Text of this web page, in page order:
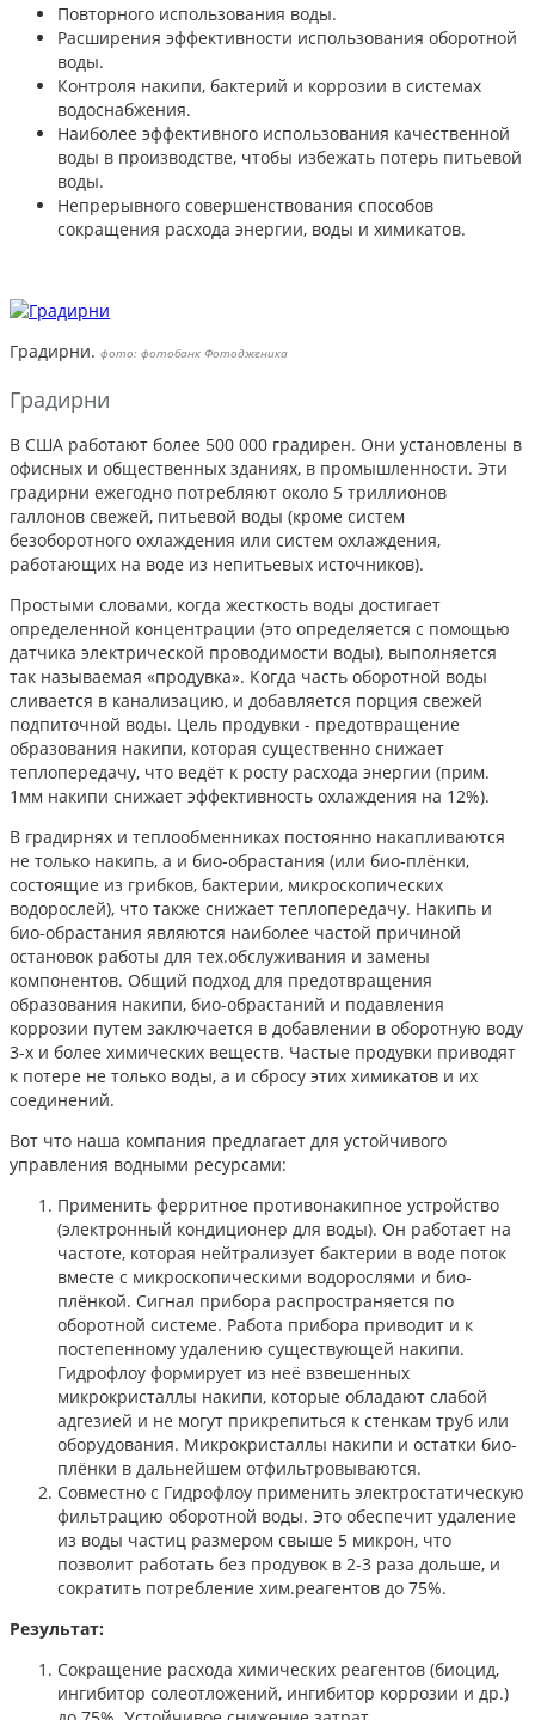
Повторного использования воды.
Расширения эффективности использования оборотной
воды.
Контроля накипи, бактерий и коррозии в системах
водоснабжения.
Наиболее эффективного использования качественной
воды в производстве, чтобы избежать потерь питьевой
воды.
Непрерывного совершенствования способов
сокращения расхода энергии, воды и химикатов.
Градирни. фото: фотобанк Фотодженика
Градирни
В США работают более 500 000 градирен. Они установлены в
офисных и общественных зданиях, в промышленности. Эти
градирни ежегодно потребляют около 5 триллионов
галлонов свежей, питьевой воды (кроме систем
безоборотного охлаждения или систем охлаждения,
работающих на воде из непитьевых источников).
Простыми словами, когда жесткость воды достигает
определенной концентрации (это определяется с помощью
датчика электрической проводимости воды), выполняется
так называемая «продувка». Когда часть оборотной воды
сливается в канализацию, и добавляется порция свежей
подпиточной воды. Цель продувки - предотвращение
образования накипи, которая существенно снижает
теплопередачу, что ведёт к росту расхода энергии (прим.
1мм накипи снижает эффективность охлаждения на 12%).
В градирнях и теплообменниках постоянно накапливаются
не только накипь, а и био-обрастания (или био-плёнки,
состоящие из грибков, бактерии, микроскопических
водорослей), что также снижает теплопередачу. Накипь и
био-обрастания являются наиболее частой причиной
остановок работы для тех.обслуживания и замены
компонентов. Общий подход для предотвращения
образования накипи, био-обрастаний и подавления
коррозии путем заключается в добавлении в оборотную воду
3-х и более химических веществ. Частые продувки приводят
к потере не только воды, а и сбросу этих химикатов и их
соединений.
Вот что наша компания предлагает для устойчивого
управления водными ресурсами:
Применить ферритное противонакипное устройство
(электронный кондиционер для воды). Он работает на
частоте, которая нейтрализует бактерии в воде поток
вместе с микроскопическими водорослями и био-
плёнкой. Сигнал прибора распространяется по
оборотной системе. Работа прибора приводит и к
постепенному удалению существующей накипи.
Гидрофлоу формирует из неё взвешенных
микрокристаллы накипи, которые обладают слабой
адгезией и не могут прикрепиться к стенкам труб или
оборудования. Микрокристаллы накипи и остатки био-
плёнки в дальнейшем отфильтровываются.
Совместно с Гидрофлоу применить электростатическую
фильтрацию оборотной воды. Это обеспечит удаление
из воды частиц размером свыше 5 микрон, что
позволит работать без продувок в 2-3 раза дольше, и
сократить потребление хим.реагентов до 75%.
Результат:
Сокращение расхода химических реагентов (биоцид,
ингибитор солеотложений, ингибитор коррозии и др.)